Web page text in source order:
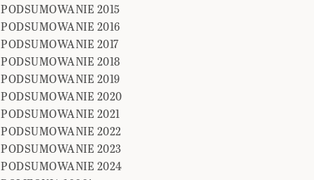
PODSUMOWANIE 2015
PODSUMOWANIE 2016
PODSUMOWANIE 2017
PODSUMOWANIE 2018
PODSUMOWANIE 2019
PODSUMOWANIE 2020
PODSUMOWANIE 2021
PODSUMOWANIE 2022
PODSUMOWANIE 2023
PODSUMOWANIE 2024